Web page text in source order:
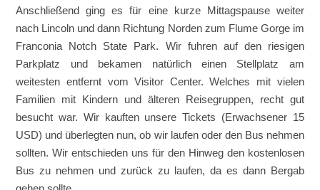
Anschließend ging es für eine kurze Mittagspause weiter
nach Lincoln und dann Richtung Norden zum Flume Gorge im
Franconia Notch State Park. Wir fuhren auf den riesigen
Parkplatz und bekamen natürlich einen Stellplatz am
weitesten entfernt vom Visitor Center. Welches mit vielen
Familien mit Kindern und älteren Reisegruppen, recht gut
besucht war. Wir kauften unsere Tickets (Erwachsener 15
USD) und überlegten nun, ob wir laufen oder den Bus nehmen
sollten. Wir entschieden uns für den Hinweg den kostenlosen
Bus zu nehmen und zurück zu laufen, da es dann Bergab